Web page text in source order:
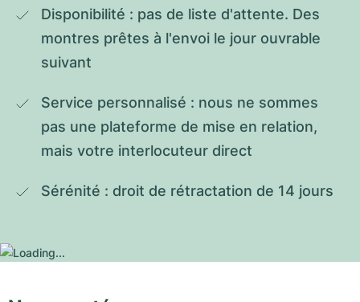
Disponibilité : pas de liste d'attente. Des
montres prêtes à l'envoi le jour ouvrable
suivant
Service personnalisé : nous ne sommes
pas une plateforme de mise en relation,
mais votre interlocuteur direct
Sérénité : droit de rétractation de 14 jours